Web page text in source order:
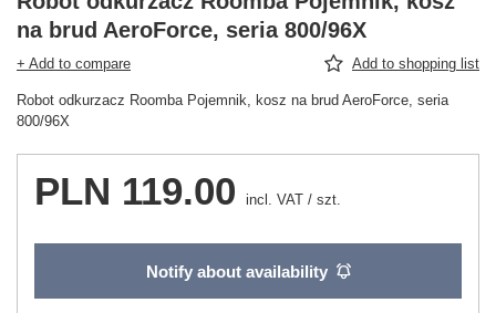
na brud AeroForce, seria 800/96X
+ Add to compare Add to shopping list
Robot odkurzacz Roomba Pojemnik, kosz na brud AeroForce, seria
800/96X
PLN 119.00 incl. VAT / szt.
Notify about availability